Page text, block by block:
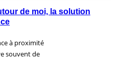
de moi, la solution
à proximité
souvent de